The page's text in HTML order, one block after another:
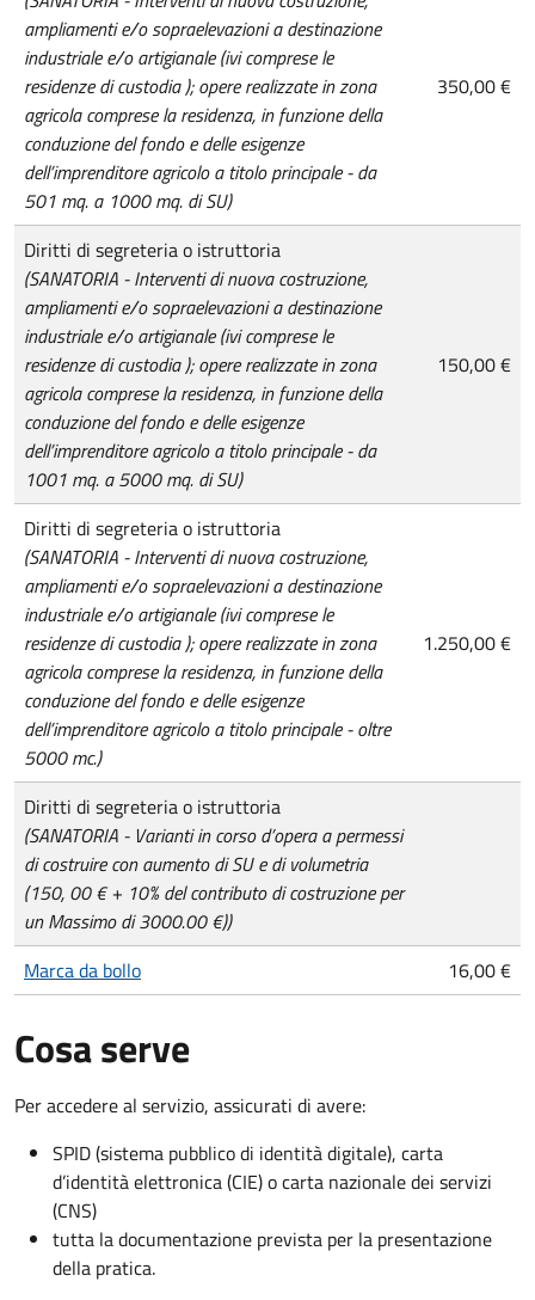
ampliamenti e/o sopraelevazioni a destinazione
industriale e/o artigianale (ivi comprese le
residenze di custodia ); opere realizzate in zona
agricola comprese la residenza, in funzione della
conduzione del fondo e delle esigenze
dell’imprenditore agricolo a titolo principale - da
501 mq. a 1000 mq. di SU)
350,00 €
Diritti di segreteria o istruttoria
(SANATORIA - Interventi di nuova costruzione,
ampliamenti e/o sopraelevazioni a destinazione
industriale e/o artigianale (ivi comprese le
residenze di custodia ); opere realizzate in zona
agricola comprese la residenza, in funzione della
conduzione del fondo e delle esigenze
dell’imprenditore agricolo a titolo principale - da
1001 mq. a 5000 mq. di SU)
150,00 €
Diritti di segreteria o istruttoria
(SANATORIA - Interventi di nuova costruzione,
ampliamenti e/o sopraelevazioni a destinazione
industriale e/o artigianale (ivi comprese le
residenze di custodia ); opere realizzate in zona
agricola comprese la residenza, in funzione della
conduzione del fondo e delle esigenze
dell’imprenditore agricolo a titolo principale - oltre
5000 mc.)
1.250,00 €
Diritti di segreteria o istruttoria
(SANATORIA - Varianti in corso d’opera a permessi
di costruire con aumento di SU e di volumetria
(150, 00 € + 10% del contributo di costruzione per
un Massimo di 3000.00 €))
Marca da bollo
16,00 €
Cosa serve
Per accedere al servizio, assicurati di avere:
SPID (sistema pubblico di identità digitale), carta
d’identità elettronica (CIE) o carta nazionale dei servizi
(CNS)
tutta la documentazione prevista per la presentazione
della pratica.